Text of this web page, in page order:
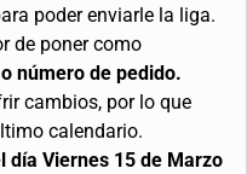
poder enviarle la liga.
de poner como
número de pedido.
cambios, por lo que
calendario.
día Viernes 15 de Marzo